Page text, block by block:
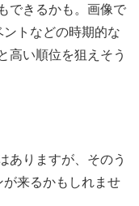
できるかも。画像で
トなどの時期的な
高い順位を狙えそう
ありますが、そのう
来るかもしれませ